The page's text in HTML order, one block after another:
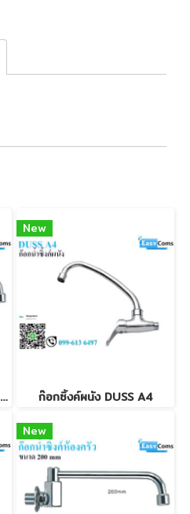
ก๊อกซิ้งค์ห้องครัว ขนาด 250 mm
New
ก๊อกซิ้งค์ผนัง DUSS A4
New